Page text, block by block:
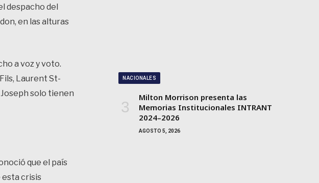
despacho del
en las alturas
a voz y voto.
Laurent St-
solo tienen
que el país
esta crisis
NACIONALES
Milton Morrison presenta las
Memorias Institucionales INTRANT
2024–2026
AGOSTO 5, 2026